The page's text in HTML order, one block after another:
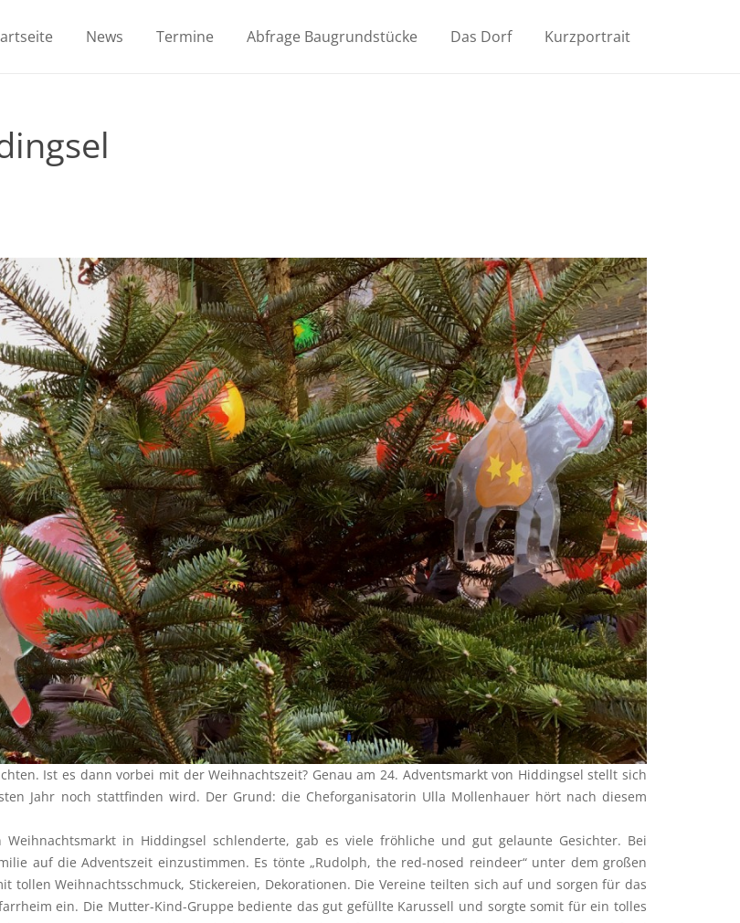
News Termine Abfrage Baugrundstücke Das Dorf Kurzportrait
Ist es dann vorbei mit der Weihnachtszeit? Genau am 24. Adventsmarkt von Hiddingsel stellt sich
Jahr noch stattfinden wird. Der Grund: die Cheforganisatorin Ulla Mollenhauer hört nach diesem
in Hiddingsel schlenderte, gab es viele fröhliche und gut gelaunte Gesichter. Bei
auf die Adventszeit einzustimmen. Es tönte „Rudolph, the red-nosed reindeer“ unter dem großen
tollen Weihnachtsschmuck, Stickereien, Dekorationen. Die Vereine teilten sich auf und sorgen für das
ein. Die Mutter-Kind-Gruppe bediente das gut gefüllte Karussell und sorgte somit für ein tolles